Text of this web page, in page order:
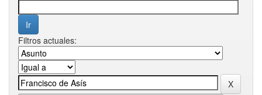
Filtros actuales: